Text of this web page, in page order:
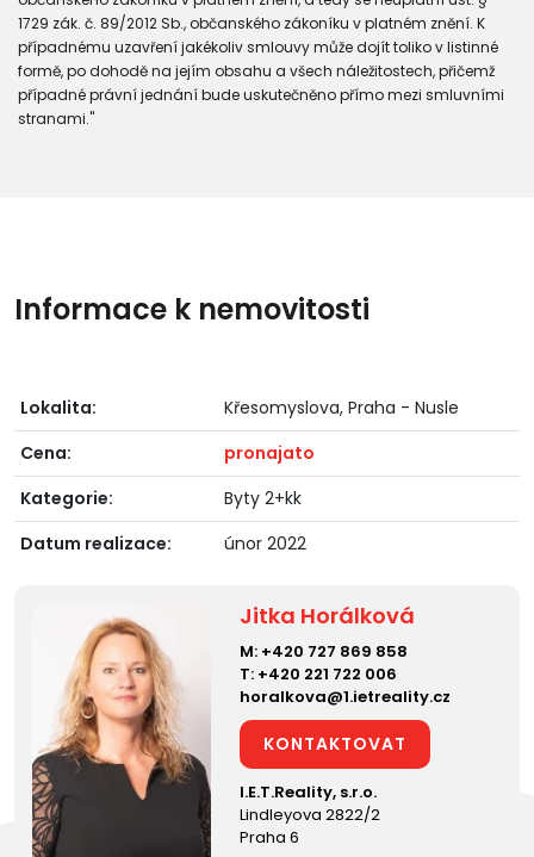
1729 zák. č. 89/2012 Sb., občanského zákoníku v platném znění. K
případnému uzavření jakékoliv smlouvy může dojít toliko v listinné
formě, po dohodě na jejím obsahu a všech náležitostech, přičemž
případné právní jednání bude uskutečněno přímo mezi smluvními
stranami."
Informace k nemovitosti
Lokalita:
Křesomyslova, Praha - Nusle
Cena:
pronajato
Kategorie:
Byty 2+kk
Datum realizace:
únor 2022
Jitka Horálková
M: +420 727 869 858
T: +420 221 722 006
horalkova@1.ietreality.cz
KONTAKTOVAT
I.E.T.Reality, s.r.o.
Lindleyova 2822/2
Praha 6